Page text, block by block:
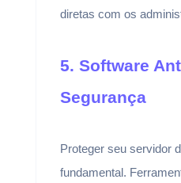
diretas com os
5. Software
Segurança
Proteger seu servidor
fundamental.